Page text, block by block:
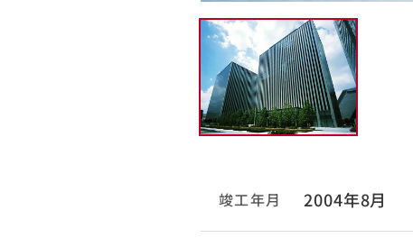
竣工年月 2004年8月